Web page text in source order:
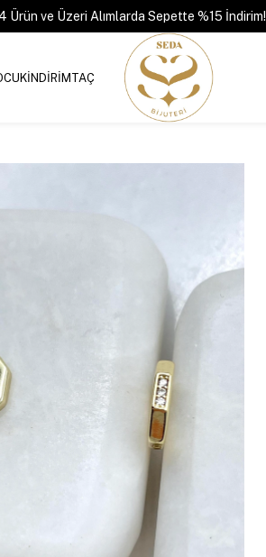
4 Ürün ve Üzeri Alımlarda Sepette %15 İndirim!
İNDİRİMTAÇ